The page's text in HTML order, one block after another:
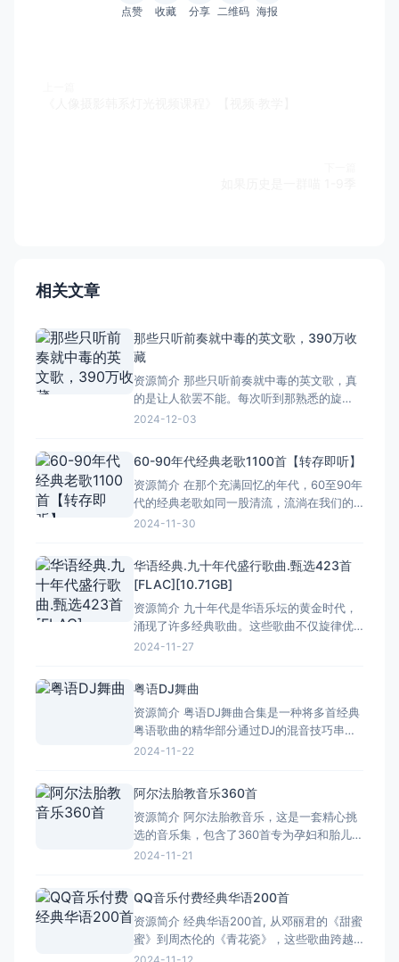
点赞 收藏 分享 二维码 海报
相关文章
那些只听前奏就中毒的英文歌，390万收
藏
资源简介 那些只听前奏就中毒的英文歌，真
的是让人欲罢不能。每次听到那熟悉的旋
律，心跳都会不由自主地加速，仿佛被某种
沉浸在音乐的海洋中无法自拔。 我个人特别
喜欢那种节奏明快、充满活力的前奏，它们
就像是一股清流，在繁忙的
2024-12-03
60-90年代经典老歌1100首【转存即听】
资源简介 在那个充满回忆的年代，60至90年
代的经典老歌如同一股清流，流淌在我们的
心间。这些歌曲不仅是音乐的瑰宝，更是我
每一首都承载着一段美好的故事。 那时候，
我们没有智能手机，没有互联网，只有一台
收音机或是录音机，
2024-11-30
华语经典.九十年代盛行歌曲.甄选423首
[FLAC][10.71GB]
资源简介 九十年代是华语乐坛的黄金时代，
涌现了许多经典歌曲。这些歌曲不仅旋律优
美，而且歌词深情，成为了无数人心中的回
代的印记。 其中，《吻别》是张学友演唱的
一首经典情歌，以其深情款款的嗓音，唱出
了爱情中的无奈与释怀，
2024-11-27
粤语DJ舞曲
资源简介 粤语DJ舞曲合集是一种将多首经典
粤语歌曲的精华部分通过DJ的混音技巧串联
起来的音乐形式。这种舞曲以其独特的混音
经典粤语歌曲的精华部分串联起来，创造出
独特的音乐体验。这种混音方式不仅保留了
原歌曲的经典旋
2024-11-22
阿尔法胎教音乐360首
资源简介 阿尔法胎教音乐，这是一套精心挑
选的音乐集，包含了360首专为孕妇和胎儿设
计的音乐作品。每一首都充满了温馨与和
音乐集涵盖了多种风格，既有柔和的古典音
乐，也有轻松的流行曲目，还有大自然的声
音，比如鸟鸣和水流。
2024-11-21
QQ音乐付费经典华语200首
资源简介 经典华语200首, 从邓丽君的《甜蜜
蜜》到周杰伦的《青花瓷》，这些歌曲跨越
了时间和空间的限制，成为了无数人心中的